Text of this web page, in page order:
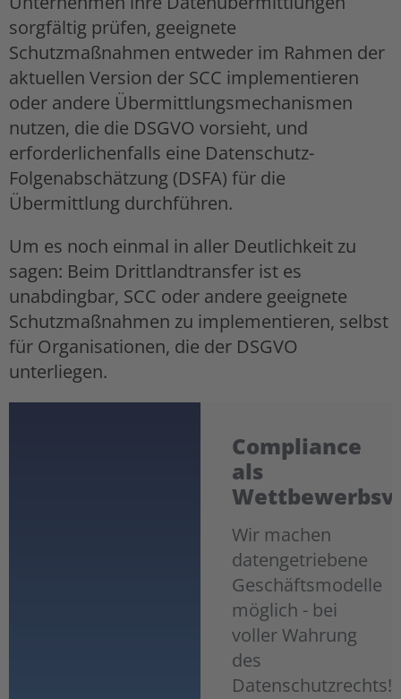
sorgfältig prüfen, geeignete
Schutzmaßnahmen entweder im Rahmen der
aktuellen Version der SCC implementieren
oder andere Übermittlungsmechanismen
nutzen, die die DSGVO vorsieht, und
erforderlichenfalls eine Datenschutz-
Folgenabschätzung (DSFA) für die
Übermittlung durchführen.
Um es noch einmal in aller Deutlichkeit zu
sagen: Beim Drittlandtransfer ist es
unabdingbar, SCC oder andere geeignete
Schutzmaßnahmen zu implementieren, selbst
für Organisationen, die der DSGVO
unterliegen.
Compliance
als
Wir machen
datengetriebene
Geschäftsmodelle
möglich - bei
voller Wahrung
des
Datenschutzrechts!